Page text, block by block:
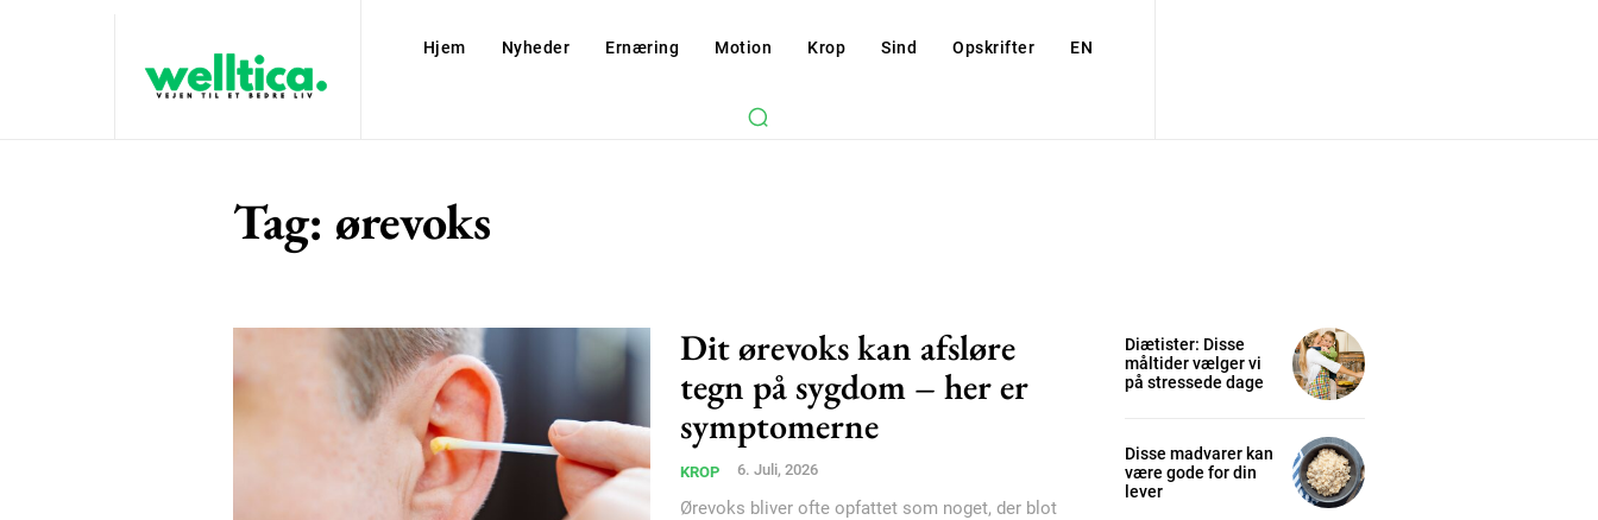
Hjem Nyheder Ernæring Motion Krop Sind Opskrifter EN
Tag: ørevoks
Dit ørevoks kan afsløre
tegn på sygdom – her er
symptomerne
KROP 6. Juli, 2026
Ørevoks bliver ofte opfattet som noget, der blot
Diætister: Disse
måltider vælger vi
på stressede dage
Disse madvarer kan
være gode for din
lever